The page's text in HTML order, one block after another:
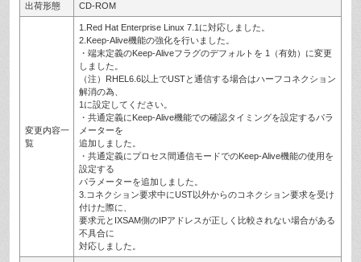
出荷形態 CD-ROM
変更内容一
覧
1.Red Hat Enterprise Linux 7.1に対応しました。
2.Keep-Alive機能の強化を行いました。
・端末定義のKeep-Aliveフラグのデフォルトを 1（有効）に変更
しました。
（注）RHEL6.6以上でUSTと通信する場合はハーフコネクション
解消の為、
1に設定してください。
・共通定義にKeep-Alive機能での確認タイミングを設定するパラ
メーターを
追加しました。
・共通定義にプロセス間通信モードでのKeep-Alive機能の使用を
設定する
パラメーターを追加しました。
3.コネクション要求中にUST以外からのコネクション要求を受け
付けた際に、
要求元とIXSAM側のIPアドレスが正しく比較されない場合がある
不具合に
対応しました。